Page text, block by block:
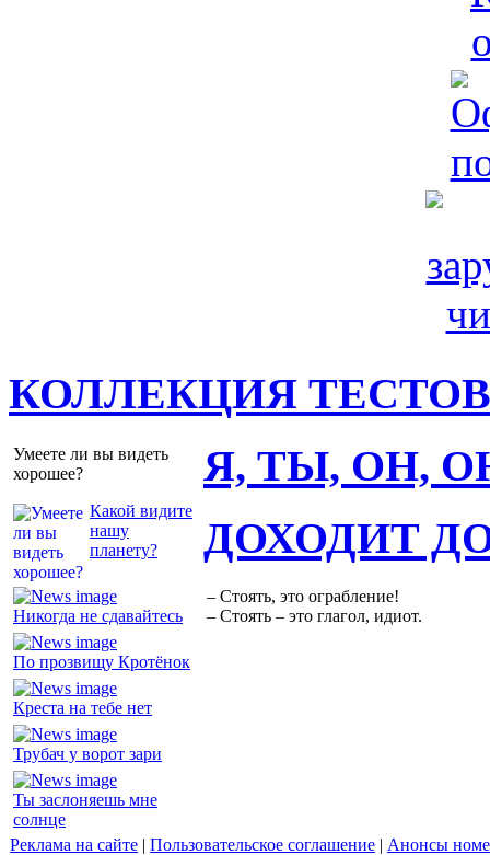
КОЛЛЕКЦИЯ ТЕСТОВ
Умеете ли вы видеть
хорошее?
Какой видите
нашу
планету?
Я, ТЫ, ОН,
Никогда не сдавайтесь
По прозвищу Кротёнок
Креста на тебе нет
Трубач у ворот зари
Ты заслоняешь мне
солнце
ДОХОДИТ
– Стоять, это ограбление!
– Стоять – это глагол, идиот.
Реклама на сайте | Пользовательское соглашение | Анонсы